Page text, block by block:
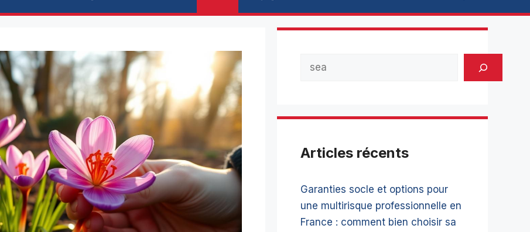
Articles récents
Garanties socle et options pour
une multirisque professionnelle en
France : comment bien choisir sa